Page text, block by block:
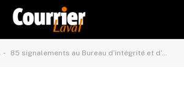
- 85 signalements au Bureau d’intégrité et d’éthique